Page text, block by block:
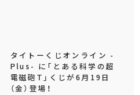
タイトーくじオンライン -
Plus- に「とある科学の超
電磁砲T」くじが6月19日
（金）登場！